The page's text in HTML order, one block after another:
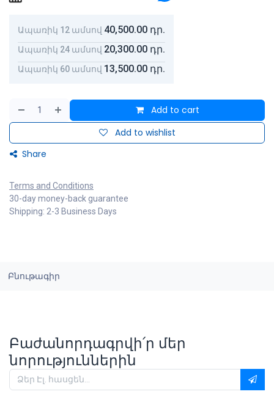
Ապառիկ 12 ամսով 40,500.00 դր.
Ապառիկ 24 ամսով 20,300.00 դր.
Ապառիկ 60 ամսով 13,500.00 դր.
Add to cart
Add to wishlist
Share
Terms and Conditions
30-day money-back guarantee
Shipping: 2-3 Business Days
Բնութագիր
Բաժանորդագրվի՛ր մեր
նորություններին